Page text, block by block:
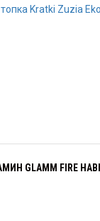
GLAMM FIRE